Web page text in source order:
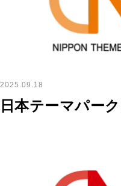
2025.09.18
日本テーマパー